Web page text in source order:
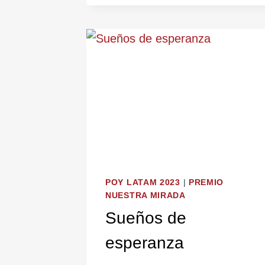
POY LATAM 2023 | PREMIO
NUESTRA MIRADA
Sueños de
esperanza